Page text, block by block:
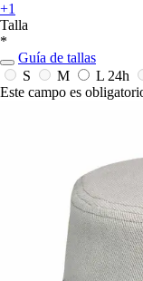
+1
Talla
*
Guía de tallas
S
M L 24h
Este campo es